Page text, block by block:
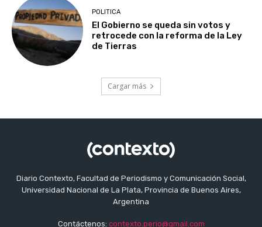
POLITICA
El Gobierno se queda sin votos y
retrocede con la reforma de la Ley
de Tierras
Cargar más
Diario Contexto, Facultad de Periodismo y Comunicación Social,
Universidad Nacional de La Plata, Provincia de Buenos Aires,
Argentina
Contáctenos: contexto.perio@gmail.com